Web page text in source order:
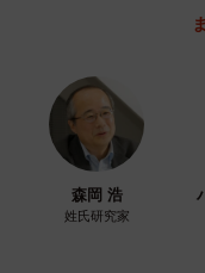
計算があった。一部
き、チラシにもゴリ
だらけ。岸社長は「
業していきたい」と
森岡 浩
姓氏研究家